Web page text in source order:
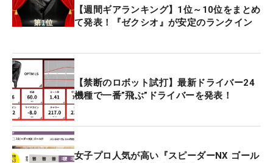
【週間ギアランキング】1位～10位をまとめ
て発表！『ゼクシオ』が安定のランクイン
【禁断のロボット試打】最新ドライバー24
機種で一番”飛ぶ”ドライバーを発表！
女子プロ人気が高い『スピーダーNX ゴール